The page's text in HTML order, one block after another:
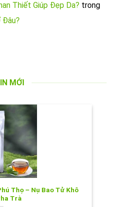
Thiết Giúp Đẹp Da? trong
Đâu?
MỚI
Thọ – Nụ Bao Tử Khô
Trà